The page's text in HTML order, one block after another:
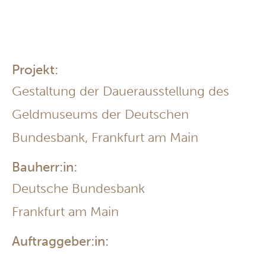
Projekt:
Gestaltung der Dauerausstellung des
Geldmuseums der Deutschen
Bundesbank, Frankfurt am Main
Bauherr:in:
Deutsche Bundesbank
Frankfurt am Main
Auftraggeber:in: